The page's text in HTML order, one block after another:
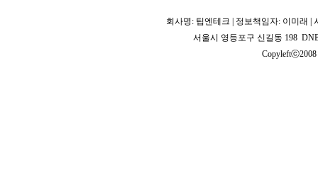
회사명: 팁엔테크 | 정보책임자: 이미래 |
서울시 영등포구 신길동 198
Copyleftⓒ2008